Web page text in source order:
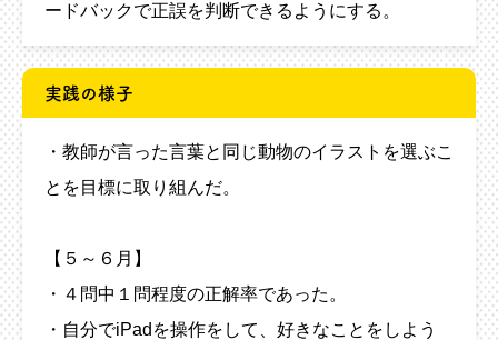
ードバックで正誤を判断できるようにする。
実践の様子
・教師が言った言葉と同じ動物のイラストを選ぶこ
とを目標に取り組んだ。
【５～６月】
・４問中１問程度の正解率であった。
・自分でiPadを操作をして、好きなことをしよう